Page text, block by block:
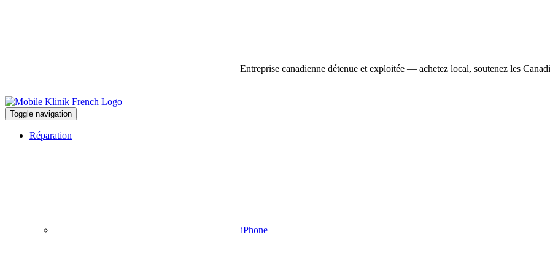
Entreprise canadienne détenue et exploitée — achetez local, soutenez les
Toggle navigation
Réparation
iPhone